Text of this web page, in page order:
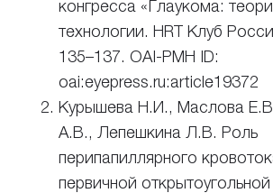
конгресса «Глаукома:
технологии. HRT Клуб
135–137. OAI-PMH ID:
oai:eyepress.ru:article19372
Курышева Н.И., Маслова
А.В., Лепешкина Л.В. Роль
перипапиллярного
первичной